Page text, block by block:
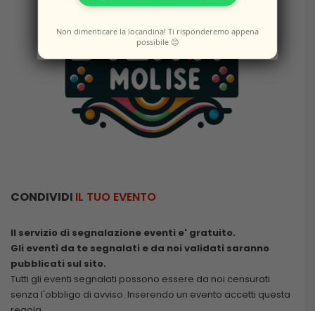
CONDIVIDI IL TUO EVENTO
Il servizio di segnalazione eventi e' gratuito.
Gli eventi da te segnalati e da noi validati saranno
pubblicati sul sito.
Tutti gli eventi segnalati possono essere da noi censurati
senza l'obbligo di avviso. Inserendo un evento accetti questa
Non dimenticare la locandina! Ti risponderemo appena
possibile 😊